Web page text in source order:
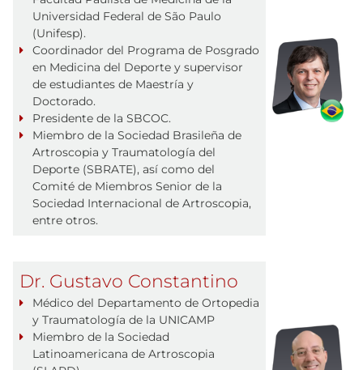
Universidad Federal de São Paulo
(Unifesp).
Coordinador del Programa de Posgrado
en Medicina del Deporte y supervisor
de estudiantes de Maestría y
Doctorado.
Presidente de la SBCOC.
Miembro de la Sociedad Brasileña de
Artroscopia y Traumatología del
Deporte (SBRATE), así como del
Comité de Miembros Senior de la
Sociedad Internacional de Artroscopia,
entre otros.
Dr. Gustavo Constantino
Médico del Departamento de Ortopedia
y Traumatología de la UNICAMP
Miembro de la Sociedad
Latinoamericana de Artroscopia